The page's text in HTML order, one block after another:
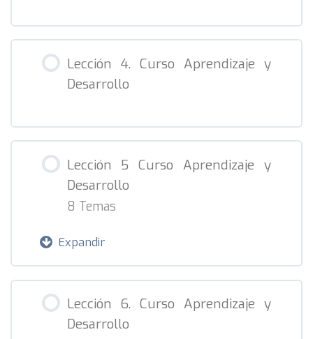
Lección 4. Curso Aprendizaje y
Desarrollo
Lección 5 Curso Aprendizaje y
Desarrollo
8 Temas
Expandir
Contenido de la Lección
0% Completado 0/8 pasos
Lección 6. Curso Aprendizaje y
Desarrollo